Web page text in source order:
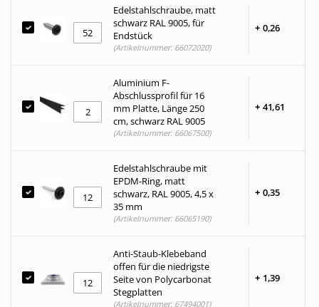
Edelstahlschraube, matt
schwarz RAL 9005, für
Endstück
+ 0,26
(Artikelnummer: 66072020)
Aluminium F-
Abschlussprofil für 16
mm Platte, Länge 250
cm, schwarz RAL 9005
+ 41,61
(Artikelnummer: 66067500)
Edelstahlschraube mit
EPDM-Ring, matt
schwarz, RAL 9005, 4,5 x
35 mm
+ 0,35
(Artikelnummer: 66065190)
Anti-Staub-Klebeband
offen für die niedrigste
Seite von Polycarbonat
Stegplatten
+ 1,39
(Artikelnummer: 67494001)